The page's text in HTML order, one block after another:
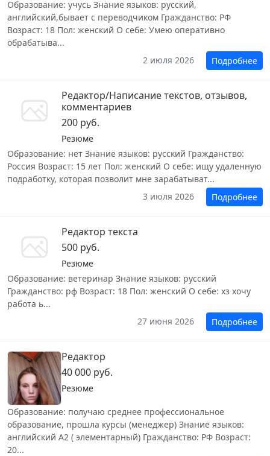
Образование: учусь Знание языков: русский,
английский,бывает с переводчиком Гражданство: РФ
Возраст: 18 Пол: женский О себе: Умею оперативно
обрабатыва...
2 июля 2026
Подробнее
Редактор/Написание текстов, отзывов,
комментариев
200 руб.
Резюме
Образование: нет Знание языков: русский Гражданство:
Россия Возраст: 15 лет Пол: женский О себе: ищу удаленную
подработку, которая позволит мне зарабатыват...
3 июля 2026
Подробнее
Редактор текста
500 руб.
Резюме
Образование: ветеринар Знание языков: русский
Гражданство: рф Возраст: 18 Пол: женский О себе: хз хочу
работа ь...
27 июня 2026
Подробнее
Редактор
40 000 руб.
Резюме
Образование: получаю среднее профессиональное
образование, прошла курсы (менеджер) Знание языков:
английский А2 ( элементарный) Гражданство: РФ Возраст:
20...